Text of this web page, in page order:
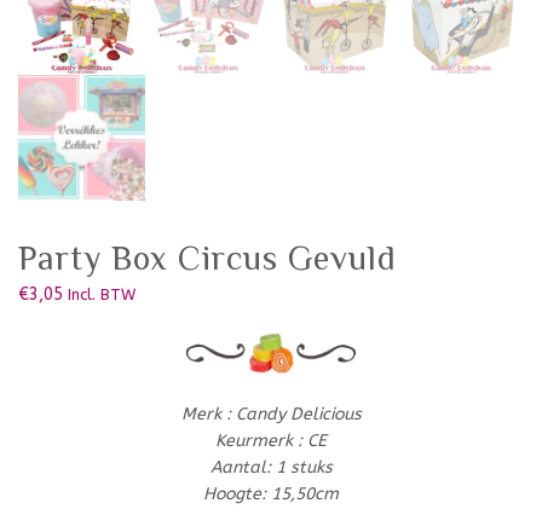
Party Box Circus Gevuld
€3,05 Incl. BTW
Merk : Candy Delicious
Keurmerk : CE
Aantal: 1 stuks
Hoogte: 15,50cm